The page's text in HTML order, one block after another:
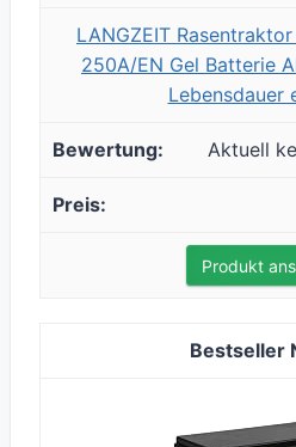
LANGZEIT
250A/EN Gel Batterie
Lebensdauer
Aktuell
Produkt